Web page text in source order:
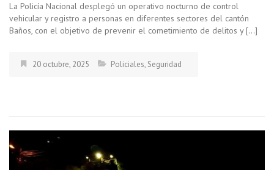
La Policía Nacional desplegó un operativo nocturno de control
vehicular y registro a personas en diferentes sectores del cantón
Baños, con el objetivo de prevenir el cometimiento de delitos y […]
20 octubre, 2025 Policiales, Seguridad